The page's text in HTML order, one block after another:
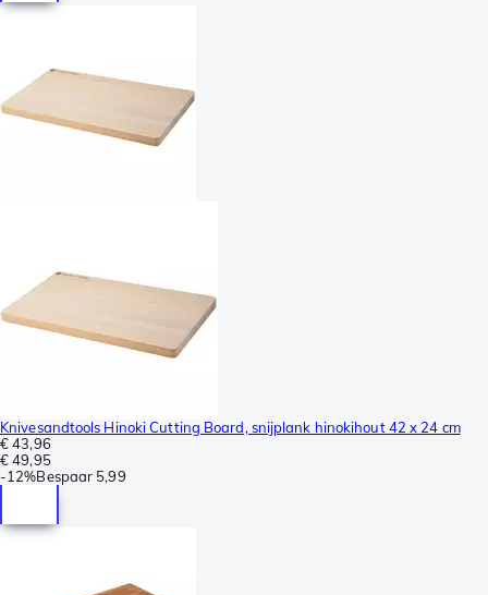
Knivesandtools Hinoki Cutting Board, snijplank hinokihout 42 x 24 cm
€ 43,96
€ 49,95
-12%Bespaar 5,99